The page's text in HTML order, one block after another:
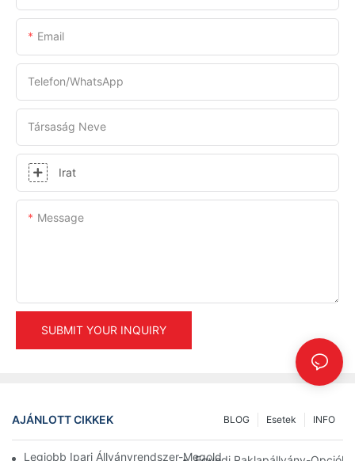
Email
Telefon/WhatsApp
Társaság Neve
Irat
Message
SUBMIT YOUR INQUIRY
AJÁNLOTT CIKKEK INFO
Esetek
BLOG
Legjobb Ipari Állványrendszer-Megoldások A Hatékony